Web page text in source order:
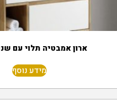
ארון אמבטיה תלוי עם
מידע נוסף